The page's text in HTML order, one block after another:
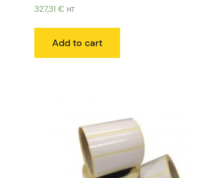
327,31 € HT
Add to cart